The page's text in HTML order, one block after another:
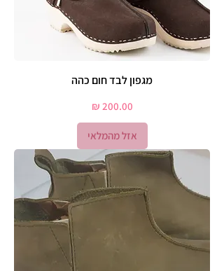
מגפון לבד חום כהה
מחיר
אזל מהמלאי